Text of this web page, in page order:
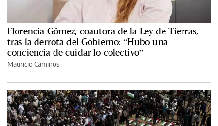
Florencia Gómez, coautora de la Ley de Tierras,
tras la derrota del Gobierno: “Hubo una
conciencia de cuidar lo colectivo”
Mauricio Caminos